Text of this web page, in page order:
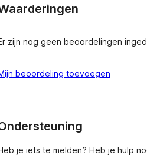
zijn nog geen beoordelingen
beoordeling toevoegen
je iets te melden? Heb je hulp